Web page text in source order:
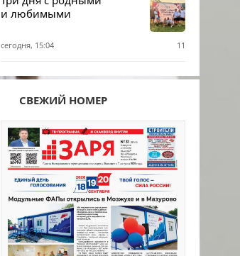
и любимыми
сегодня, 15:04 11
СВЕЖИЙ НОМЕР